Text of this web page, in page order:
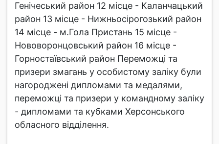
Генічеський район 12 місце - Каланчацький
район 13 місце - Нижньосірогозький район
14 місце - м.Гола Пристань 15 місце -
Нововоронцовський район 16 місце -
Горностаївський район Переможці та
призери змагань у особистому заліку були
нагороджені дипломами та медалями,
переможці та призери у командному заліку
- дипломами та кубками Херсонського
обласного відділення.